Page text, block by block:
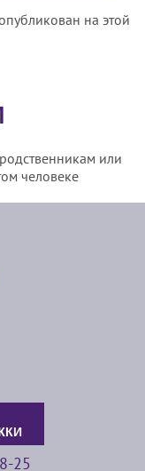
на этой
или
человеке
25